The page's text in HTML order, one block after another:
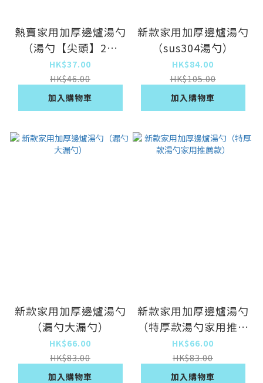
熱賣家用加厚邊爐湯勺
（湯勺【尖頭】2個
裝）
HK$37.00
HK$46.00
加入購物車
新款家用加厚邊爐湯勺
（sus304湯勺）
HK$84.00
HK$105.00
加入購物車
新款家用加厚邊爐湯勺
（漏勺大漏勺）
HK$66.00
HK$83.00
加入購物車
新款家用加厚邊爐湯勺
（特厚款湯勺家用推薦
款）
HK$66.00
HK$83.00
加入購物車